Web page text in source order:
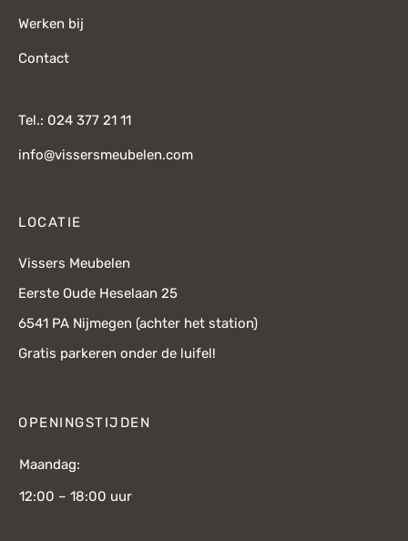
Werken bij
Contact
Tel.: 024 377 21 11
info@vissersmeubelen.com
LOCATIE
Vissers Meubelen
Eerste Oude Heselaan 25
6541 PA Nijmegen (achter het station)
Gratis parkeren onder de luifel!
OPENINGSTIJDEN
Maandag:
12:00 – 18:00 uur